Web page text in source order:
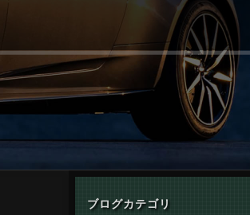
ブログカテゴリ